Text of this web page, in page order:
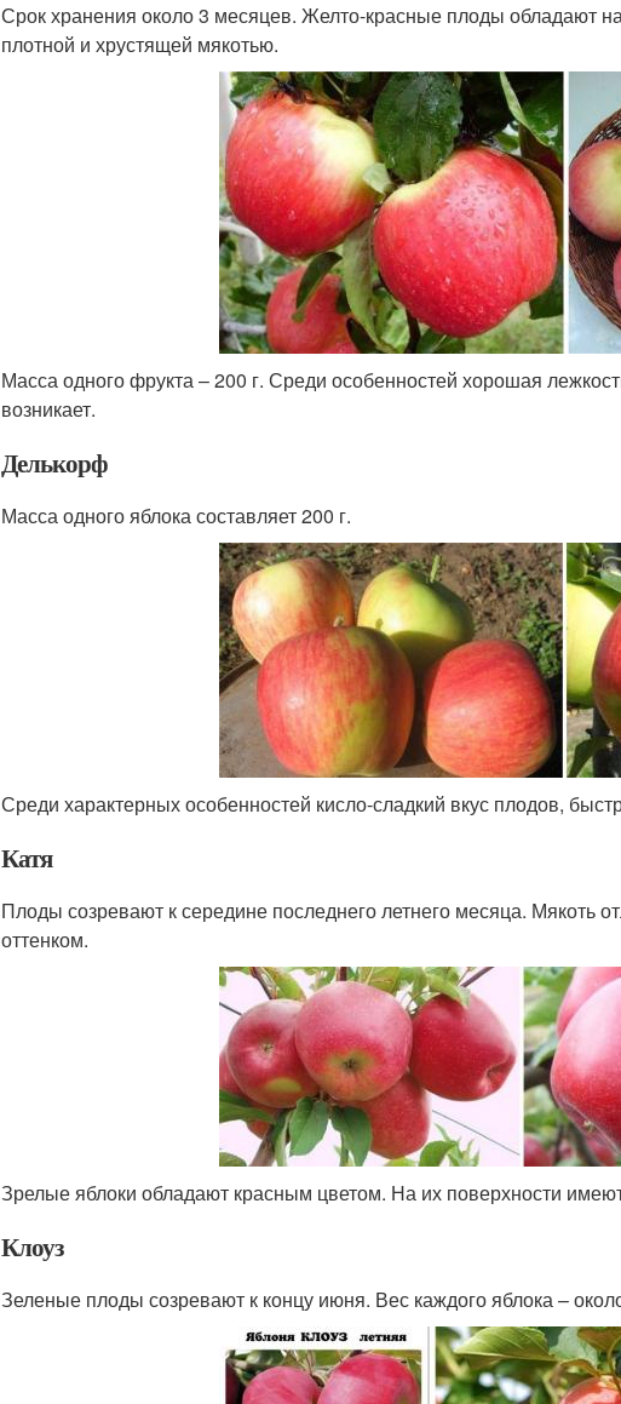
Срок хранения около 3 месяцев. Желто-красные плоды обладают
плотной и хрустящей мякотью.
Масса одного фрукта – 200 г. Среди особенностей хорошая
возникает.
Делькорф
Масса одного яблока составляет 200 г.
Среди характерных особенностей кисло-сладкий вкус плодов,
Катя
Плоды созревают к середине последнего летнего месяца. Мякоть
оттенком.
Зрелые яблоки обладают красным цветом. На их поверхности
Клоуз
Зеленые плоды созревают к концу июня. Вес каждого яблока –